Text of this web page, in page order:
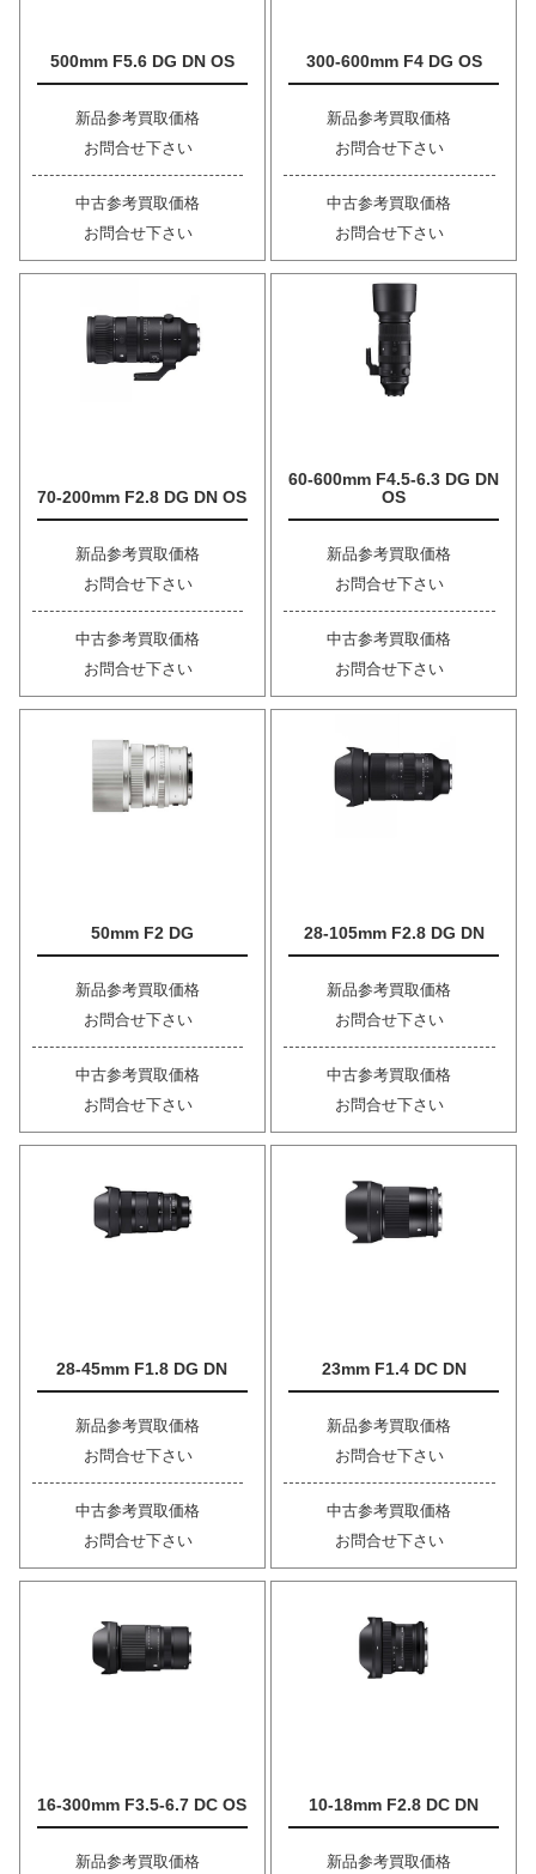
500mm F5.6 DG DN OS
新品参考買取価格
お問合せ下さい
中古参考買取価格
お問合せ下さい
300-600mm F4 DG OS
新品参考買取価格
お問合せ下さい
中古参考買取価格
お問合せ下さい
70-200mm F2.8 DG DN OS
新品参考買取価格
お問合せ下さい
中古参考買取価格
お問合せ下さい
60-600mm F4.5-6.3 DG DN
OS
新品参考買取価格
お問合せ下さい
中古参考買取価格
お問合せ下さい
50mm F2 DG
新品参考買取価格
お問合せ下さい
中古参考買取価格
お問合せ下さい
28-105mm F2.8 DG DN
新品参考買取価格
お問合せ下さい
中古参考買取価格
お問合せ下さい
28-45mm F1.8 DG DN
新品参考買取価格
お問合せ下さい
中古参考買取価格
お問合せ下さい
23mm F1.4 DC DN
新品参考買取価格
お問合せ下さい
中古参考買取価格
お問合せ下さい
16-300mm F3.5-6.7 DC OS
新品参考買取価格
10-18mm F2.8 DC DN
新品参考買取価格